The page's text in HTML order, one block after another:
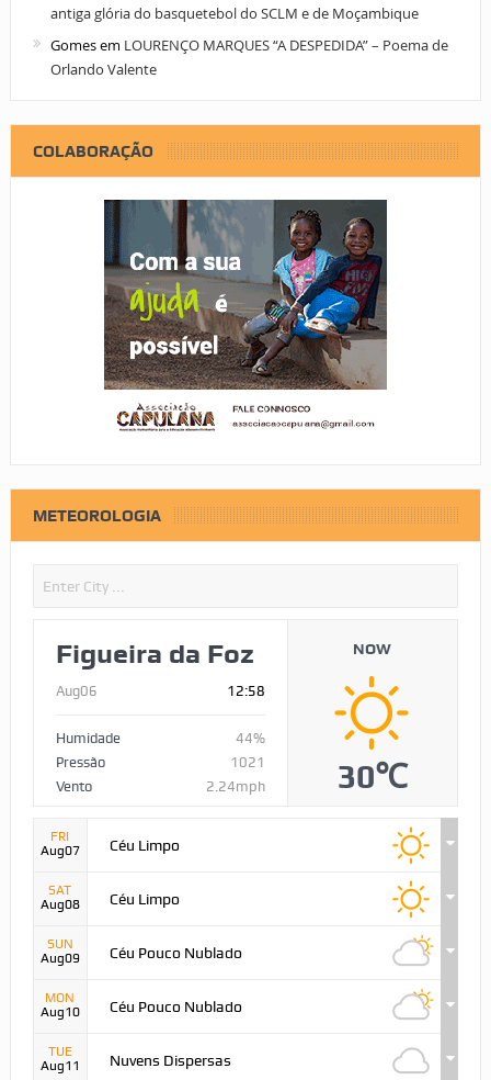
antiga glória do basquetebol do SCLM e de Moçambique
Gomesem LOURENÇO MARQUES “A DESPEDIDA” – Poema de
Orlando Valente
COLABORAÇÃO
METEOROLOGIA
Figueira da Foz
Aug06 12:58
Humidade
44%
Pressão
1021
Vento
2.24mph
NOW
30℃
FRI
Aug07
Céu Limpo
SAT
Aug08
Céu Limpo
SUN
Aug09
Céu Pouco Nublado
MON
Aug10
Céu Pouco Nublado
TUE
Aug11
Nuvens Dispersas